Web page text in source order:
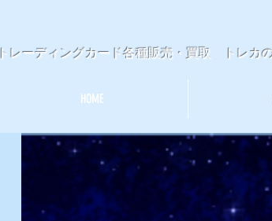
トレーディングカード各種販売・買取 トレカ
HOME